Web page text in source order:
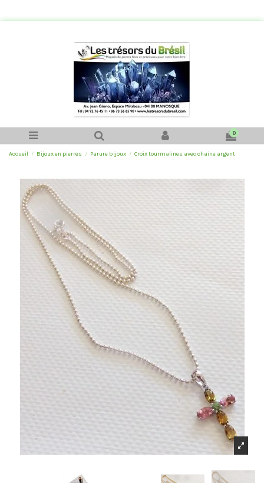
0
Accueil Bijoux en pierres Parure bijoux Croix tourmalines avec chaine argent